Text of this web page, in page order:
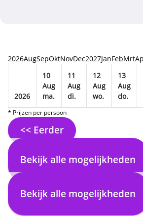
2026AugSepOktNovDec2027JanFebMrt
2026
10
Aug
ma.
11
Aug
di.
12
Aug
wo.
13
Aug
do.
* Prijzen per persoon
<< Eerder
2. Selecteer vlucht
Bekijk alle mogelijkheden
3. Selecteer verblijf
Bekijk alle mogelijkheden